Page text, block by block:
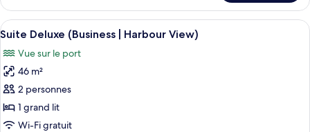
chambre
View)
Suite
exécutive,
1
(Harbour
View)
Afficher
toutes
les
photos
pour
ce
type
Une chambre d’hôtel avec un grand
6
Suite Deluxe (Business | Harbour View)
Vue sur le port
46 m²
2 personnes
1 grand lit
Wi-Fi gratuit